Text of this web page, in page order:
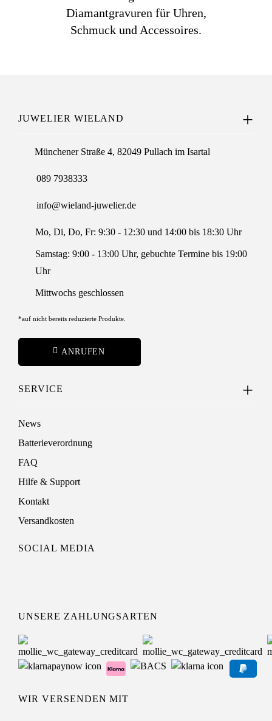
Diamantgravuren für Uhren,
Schmuck und Accessoires.
JUWELIER WIELAND
Münchener Straße 4, 82049 Pullach im Isartal
089 7938333
info@wieland-juwelier.de
Mo, Di, Do, Fr: 9:30 - 12:30 und 14:00 bis 18:30 Uhr
Samstag: 9:00 - 13:00 Uhr, gebuchte Termine bis 19:00
Uhr
Mittwochs geschlossen
*auf nicht bereits reduzierte Produkte.
ANRUFEN
SERVICE
News
Batterieverordnung
FAQ
Hilfe & Support
Kontakt
Versandkosten
SOCIAL MEDIA
UNSERE ZAHLUNGSARTEN
WIR VERSENDEN MIT